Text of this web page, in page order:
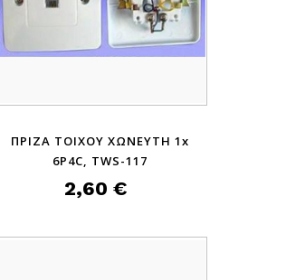
ΠΡΙΖΑ ΤΟΙΧΟΥ ΧΩΝΕΥΤΗ 1x
6P4C, TWS-117
2,60 €